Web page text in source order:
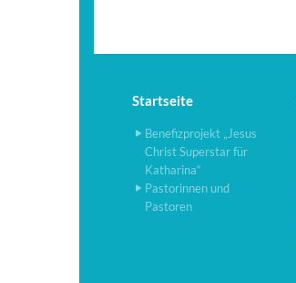
Startseite
Benefizprojekt „Jesus
Christ Superstar für
Katharina“
Pastorinnen und
Pastoren